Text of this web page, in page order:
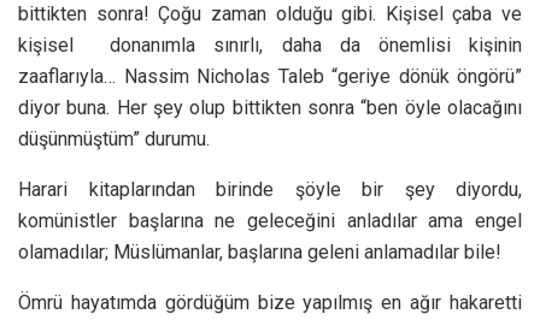
bittikten sonra! Çoğu zaman olduğu gibi. Kişisel çaba ve
kişisel donanımla sınırlı, daha da önemlisi kişinin
zaaflarıyla… Nassim Nicholas Taleb “geriye dönük öngörü”
diyor buna. Her şey olup bittikten sonra “ben öyle olacağını
düşünmüştüm” durumu.
Harari kitaplarından birinde şöyle bir şey diyordu,
komünistler başlarına ne geleceğini anladılar ama engel
olamadılar; Müslümanlar, başlarına geleni anlamadılar bile!
Ömrü hayatımda gördüğüm bize yapılmış en ağır hakaretti